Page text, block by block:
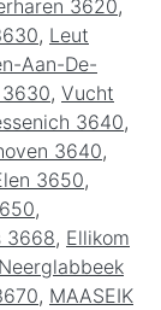
3620,
, Leut
Aan-De-
, Vucht
3640,
3640,
3650,
,
3668, Ellikom
Neerglabbeek
, MAASEIK